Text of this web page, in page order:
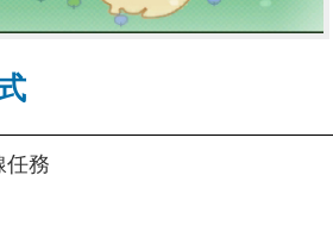
任務